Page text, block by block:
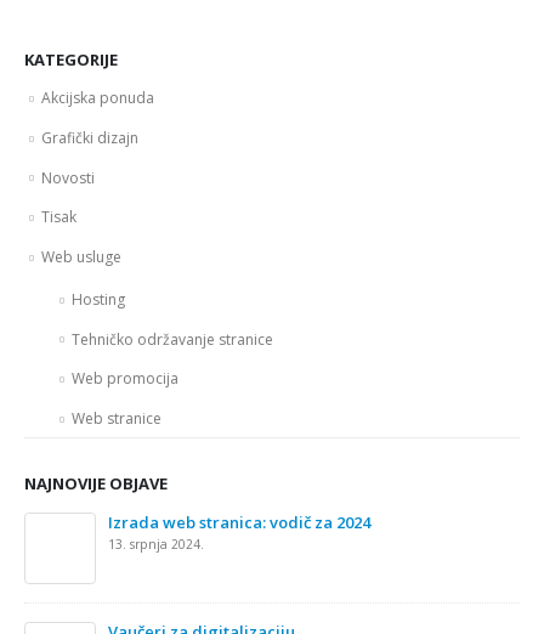
KATEGORIJE
Akcijska ponuda
Grafički dizajn
Novosti
Tisak
Web usluge
Hosting
Tehničko održavanje stranice
Web promocija
Web stranice
NAJNOVIJE OBJAVE
Izrada web stranica: vodič za 2024
13. srpnja 2024.